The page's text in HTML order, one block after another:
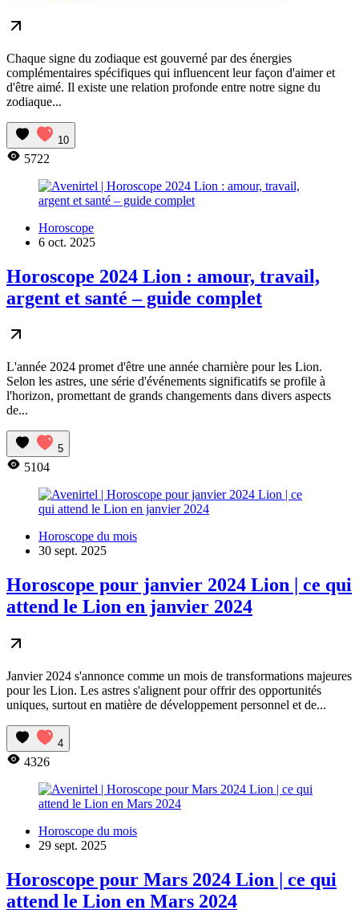
Chaque signe du zodiaque est gouverné par des énergies
complémentaires spécifiques qui influencent leur façon d'aimer et
d'être aimé. Il existe une relation profonde entre notre signe du
zodiaque...
10
5722
Horoscope
6 oct. 2025
Horoscope 2024 Lion : amour, travail,
argent et santé – guide complet
L'année 2024 promet d'être une année charnière pour les Lion.
Selon les astres, une série d'événements significatifs se profile à
l'horizon, promettant de grands changements dans divers aspects
de...
5
5104
Horoscope du mois
30 sept. 2025
Horoscope pour janvier 2024 Lion | ce qui
attend le Lion en janvier 2024
Janvier 2024 s'annonce comme un mois de transformations majeures
pour les Lion. Les astres s'alignent pour offrir des opportunités
uniques, surtout en matière de développement personnel et de...
4
4326
Horoscope du mois
29 sept. 2025
Horoscope pour Mars 2024 Lion | ce qui
attend le Lion en Mars 2024